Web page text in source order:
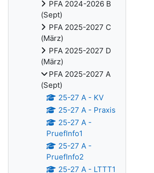
PFA 2024-2026 B
(Sept)
PFA 2025-2027 C
(März)
PFA 2025-2027 D
(März)
PFA 2025-2027 A
(Sept)
25-27 A - KV
25-27 A - Praxis
25-27 A -
PruefInfo1
25-27 A -
PruefInfo2
25-27 A - LTTT1